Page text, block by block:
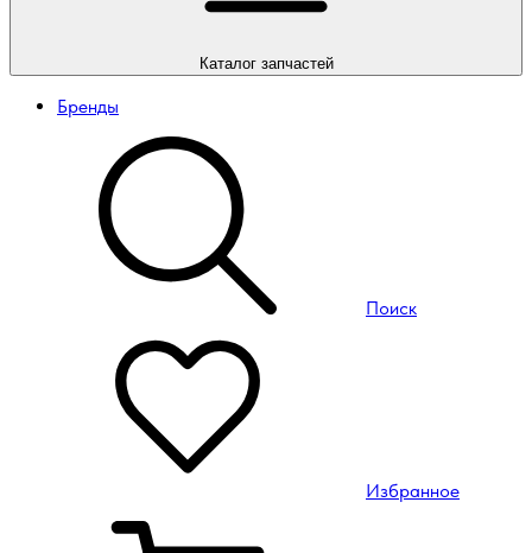
Каталогзапчастей
Бренды
Поиск
Избранное